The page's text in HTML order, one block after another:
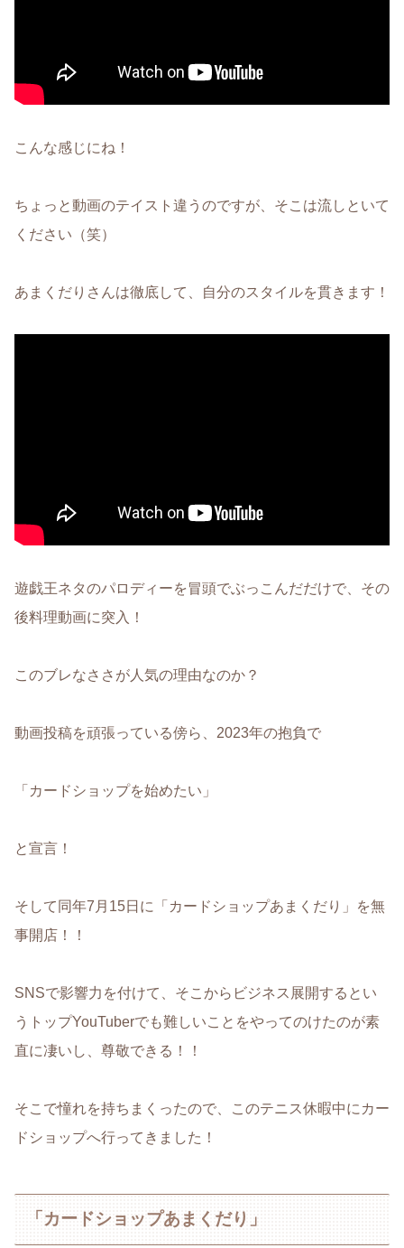
こんな感じにね！
ちょっと動画のテイスト違うのですが、そこは流しといて
ください（笑）
あまくだりさんは徹底して、自分のスタイルを貫きます！
遊戯王ネタのパロディーを冒頭でぶっこんだだけで、その
後料理動画に突入！
このブレなささが人気の理由なのか？
動画投稿を頑張っている傍ら、2023年の抱負で
「カードショップを始めたい」
と宣言！
そして同年7月15日に「カードショップあまくだり」を無
事開店！！
SNSで影響力を付けて、そこからビジネス展開するとい
うトップYouTuberでも難しいことをやってのけたのが素
直に凄いし、尊敬できる！！
そこで憧れを持ちまくったので、このテニス休暇中にカー
ドショップへ行ってきました！
「カードショップあまくだり」